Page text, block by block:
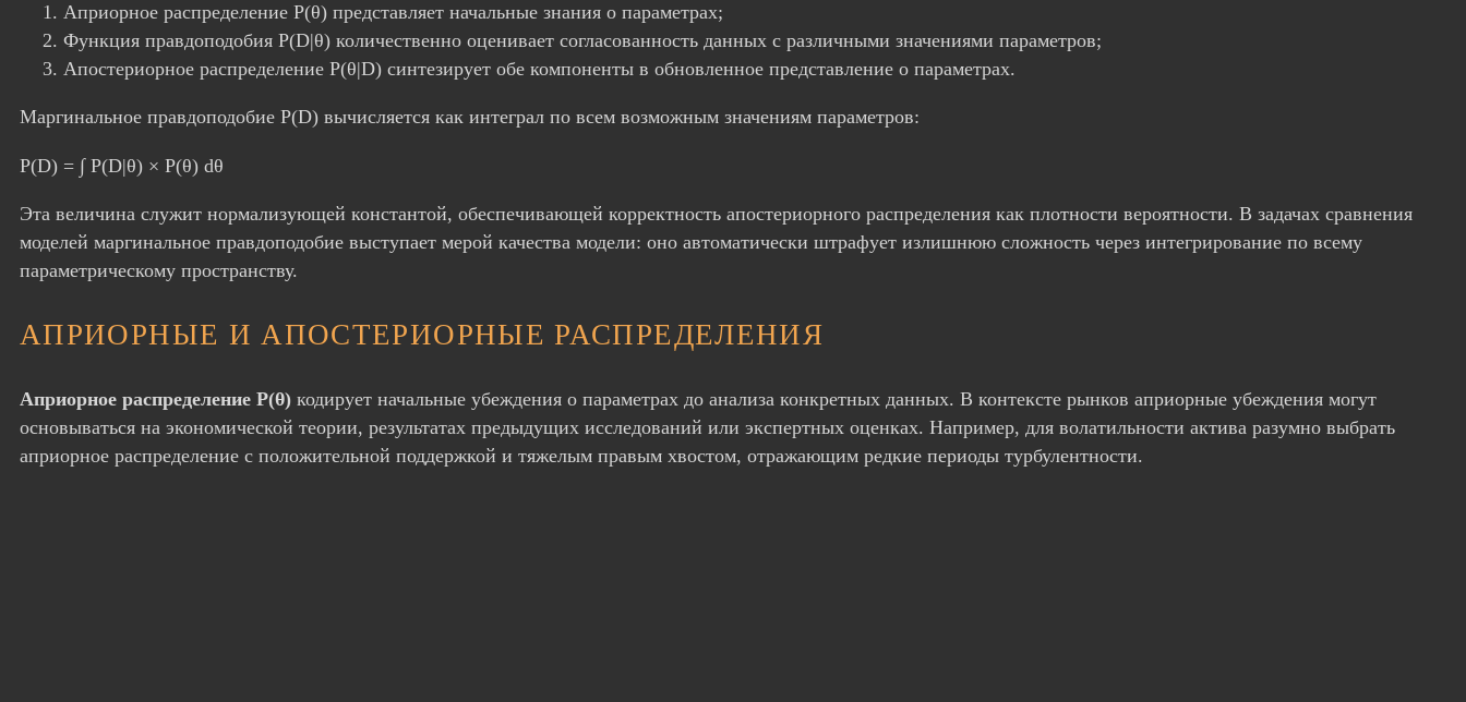
Априорное распределение P(θ) представляет начальные знания о параметрах;
Функция правдоподобия P(D|θ) количественно оценивает согласованность данных с различными значениями параметров;
Апостериорное распределение P(θ|D) синтезирует обе компоненты в обновленное представление о параметрах.
Маргинальное правдоподобие P(D) вычисляется как интеграл по всем возможным значениям параметров:
P(D) = ∫ P(D|θ) × P(θ) dθ
Эта величина служит нормализующей константой, обеспечивающей корректность апостериорного распределения как плотности вероятности. В задачах сравнения
моделей маргинальное правдоподобие выступает мерой качества модели: оно автоматически штрафует излишнюю сложность через интегрирование по всему
параметрическому пространству.
АПРИОРНЫЕ И АПОСТЕРИОРНЫЕ РАСПРЕДЕЛЕНИЯ
Априорное распределение P(θ) кодирует начальные убеждения о параметрах до анализа конкретных данных. В контексте рынков априорные убеждения могут
основываться на экономической теории, результатах предыдущих исследований или экспертных оценках. Например, для волатильности актива разумно выбрать
априорное распределение с положительной поддержкой и тяжелым правым хвостом, отражающим редкие периоды турбулентности.